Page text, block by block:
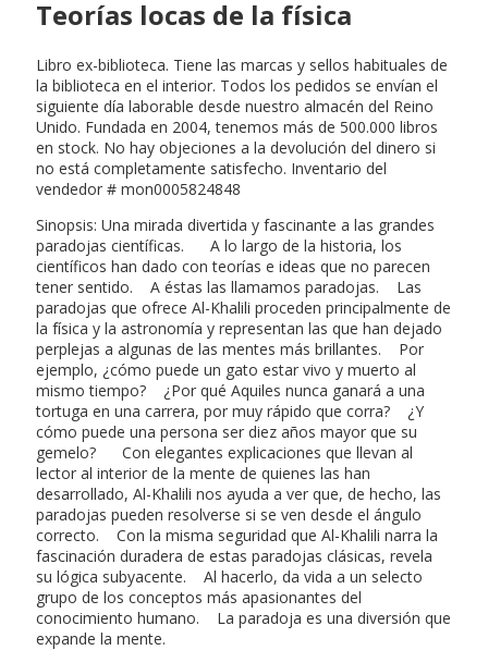
Teorías locas de la física
Libro ex-biblioteca. Tiene las marcas y sellos habituales de
la biblioteca en el interior. Todos los pedidos se envían el
siguiente día laborable desde nuestro almacén del Reino
Unido. Fundada en 2004, tenemos más de 500.000 libros
en stock. No hay objeciones a la devolución del dinero si
no está completamente satisfecho. Inventario del
vendedor # mon0005824848
Sinopsis: Una mirada divertida y fascinante a las grandes
paradojas científicas. A lo largo de la historia, los
científicos han dado con teorías e ideas que no parecen
tener sentido. A éstas las llamamos paradojas. Las
paradojas que ofrece Al-Khalili proceden principalmente de
la física y la astronomía y representan las que han dejado
perplejas a algunas de las mentes más brillantes. Por
ejemplo, ¿cómo puede un gato estar vivo y muerto al
mismo tiempo? ¿Por qué Aquiles nunca ganará a una
tortuga en una carrera, por muy rápido que corra? ¿Y
cómo puede una persona ser diez años mayor que su
gemelo? Con elegantes explicaciones que llevan al
lector al interior de la mente de quienes las han
desarrollado, Al-Khalili nos ayuda a ver que, de hecho, las
paradojas pueden resolverse si se ven desde el ángulo
correcto. Con la misma seguridad que Al-Khalili narra la
fascinación duradera de estas paradojas clásicas, revela
su lógica subyacente. Al hacerlo, da vida a un selecto
grupo de los conceptos más apasionantes del
conocimiento humano. La paradoja es una diversión que
expande la mente.